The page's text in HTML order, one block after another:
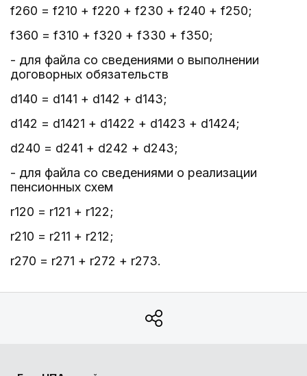
f260 = f210 + f220 + f230 + f240 + f250;
f360 = f310 + f320 + f330 + f350;
- для файла со сведениями о выполнении
договорных обязательств
d140 = d141 + d142 + d143;
d142 = d1421 + d1422 + d1423 + d1424;
d240 = d241 + d242 + d243;
- для файла со сведениями о реализации
пенсионных схем
r120 = r121 + r122;
r210 = r211 + r212;
r270 = r271 + r272 + r273.